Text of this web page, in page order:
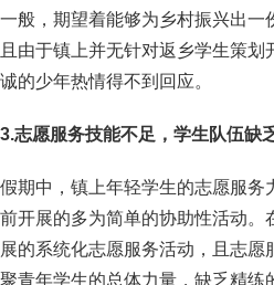
一般，期望着能够为乡村振兴出
且由于镇上并无针对返乡学生策
诚的少年热情得不到回应。
3.志愿服务技能不足，学生队伍缺
假期中，镇上年轻学生的志愿服
前开展的多为简单的协助性活动
展的系统化志愿服务活动，且志
聚青年学生的总体力量，缺乏精